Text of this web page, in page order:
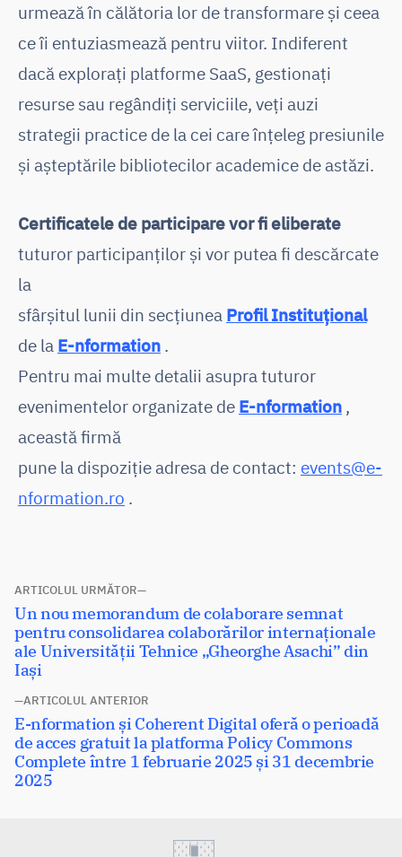
urmează în călătoria lor de transformare și ceea
ce îi entuziasmează pentru viitor. Indiferent
dacă explorați platforme SaaS, gestionați
resurse sau regândiți serviciile, veți auzi
strategii practice de la cei care înțeleg presiunile
și așteptările bibliotecilor academice de astăzi.
Certificatele de participare vor fi eliberate
tuturor participanților și vor putea fi descărcate
la
sfârșitul lunii din secțiunea Profil Instituțional
de la E-nformation .
Pentru mai multe detalii asupra tuturor
evenimentelor organizate de E-nformation ,
această firmă
pune la dispoziție adresa de contact: events@e-
nformation.ro .
Navigare
în
articole
ARTICOLUL ANTERIOR
Articolul
anterior:
E-nformation și Coherent Digital oferă o perioadă
de acces gratuit la platforma Policy Commons
Complete între 1 februarie 2025 și 31 decembrie
2025
ARTICOLUL URMĂTOR
Articolul
următor:
Un nou memorandum de colaborare semnat
pentru consolidarea colaborărilor internaționale
ale Universității Tehnice „Gheorghe Asachi” din
Iași